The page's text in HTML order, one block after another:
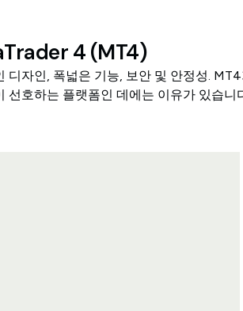
4 (MT4)
디자인, 폭넓은 기능, 보안 및 안정성.
선호하는 플랫폼인 데에는 이유가 있습니